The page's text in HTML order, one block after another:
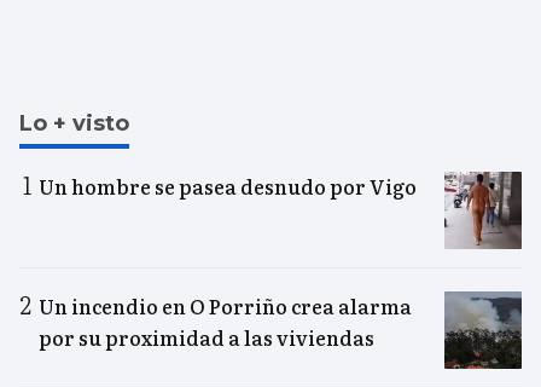
Lo + visto
Un hombre se pasea desnudo por Vigo
Un incendio en O Porriño crea alarma
por su proximidad a las viviendas